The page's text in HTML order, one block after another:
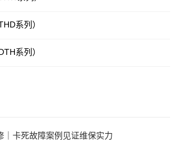
系列）
系列）
｜卡死故障案例见证维保实力